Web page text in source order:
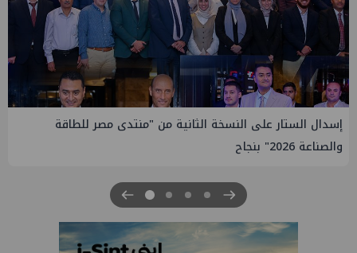
إيني تعين مديراً جديد لها في مصر